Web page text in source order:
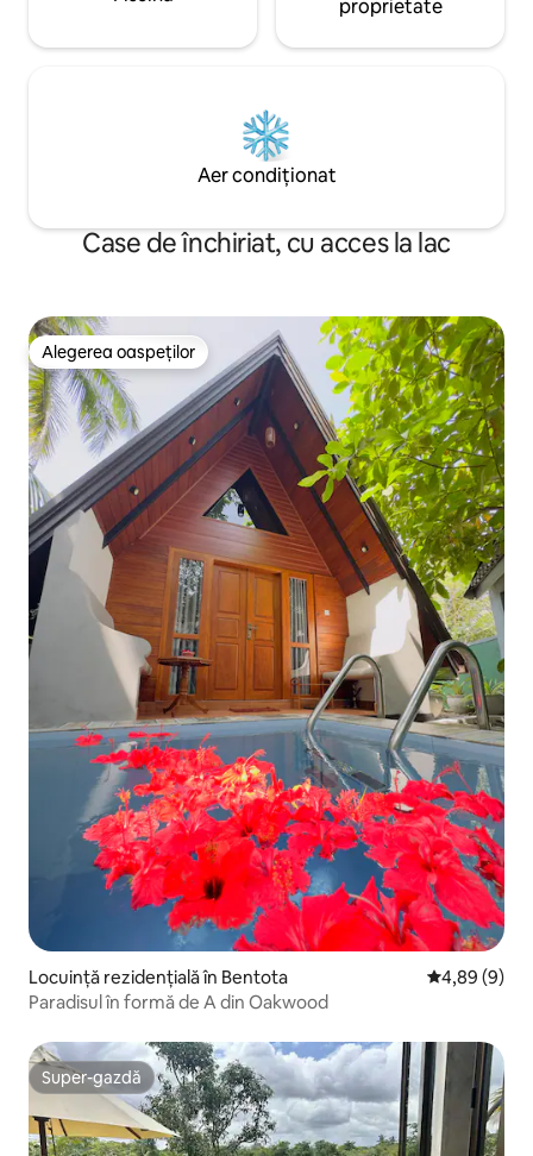
proprietate
Aer condiționat
Case de închiriat, cu acces la lac
Alegerea oaspeților
Alegerea oaspeților
Locuință rezidențială în Bentota Scor mediu
4,89 (9)
Paradisul în formă de A din Oakwood
Super-gazdă
Super-gazdă